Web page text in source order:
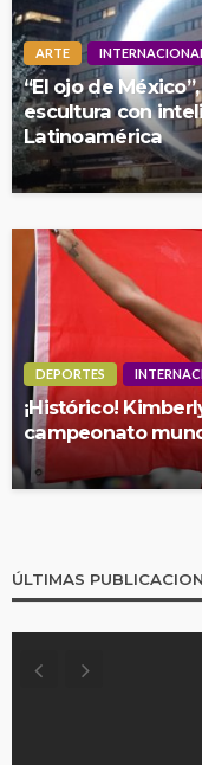
ARTE
“El ojo de
escultura con
Latinoamérica
DEPORTES
¡Histórico!
campeonato
ÚLTIMAS